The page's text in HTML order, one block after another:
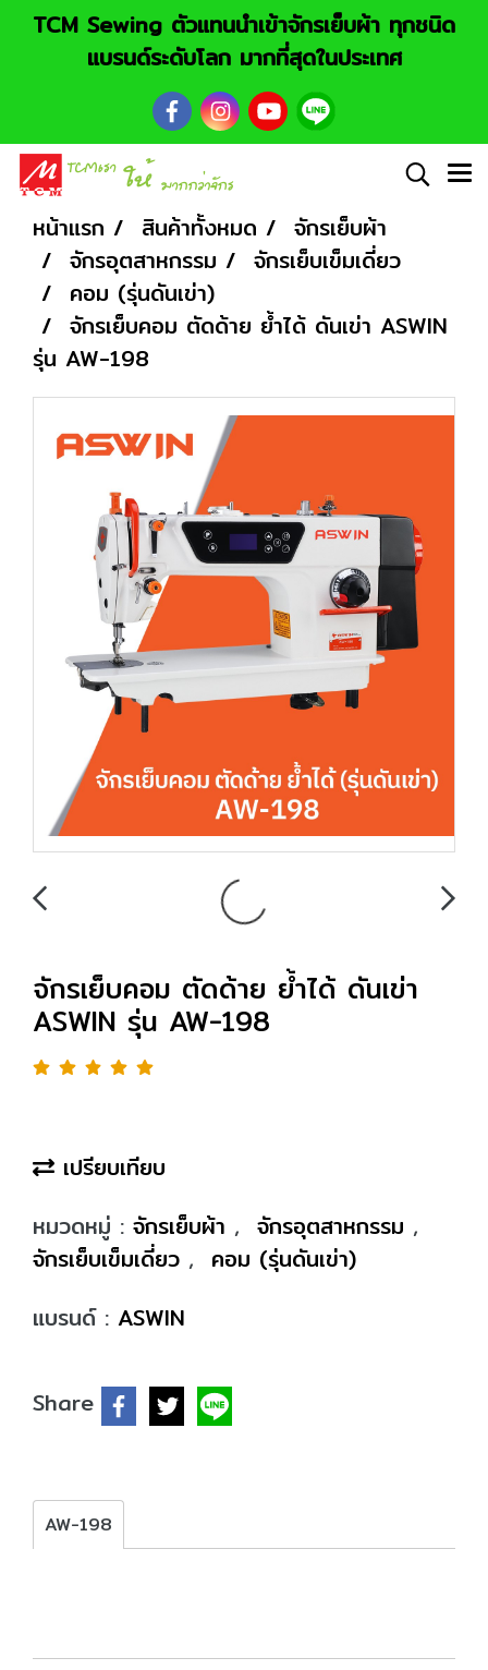
TCM Sewing ตัวแทนนำเข้าจักรเย็บผ้า ทุกชนิด
แบรนด์ระดับโลก มากที่สุดในประเทศ
หน้าแรก สินค้าทั้งหมด
จักรเย็บผ้า
จักรอุตสาหกรรม
จักรเย็บเข็มเดี่ยว
คอม (รุ่นดันเข่า)
จักรเย็บคอม ตัดด้าย ย้ำได้ ดันเข่า ASWIN
รุ่น AW-198
จักรเย็บคอม ตัดด้าย ย้ำได้ ดันเข่า
ASWIN รุ่น AW-198
เปรียบเทียบ
หมวดหมู่ : จักรเย็บผ้า , จักรอุตสาหกรรม ,
จักรเย็บเข็มเดี่ยว , คอม (รุ่นดันเข่า)
แบรนด์ : ASWIN
Share
AW-198